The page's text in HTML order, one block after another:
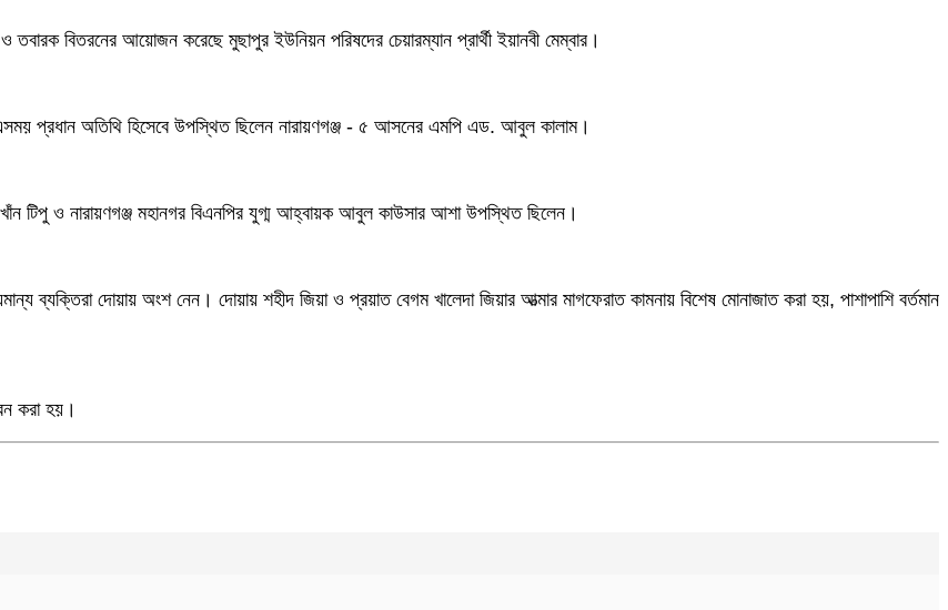
ও তবারক বিতরনের আয়োজন করেছে মুছাপুর ইউনিয়ন পরিষদের চেয়ারম্যান প্রার্থী ইয়ানবী মেম্বার।
প্রধান অতিথি হিসেবে উপস্থিত ছিলেন নারায়ণগঞ্জ - ৫ আসনের এমপি এড. আবুল কালাম।
টিপু ও নারায়ণগঞ্জ মহানগর বিএনপির যুগ্ম আহ্বায়ক আবুল কাউসার আশা উপস্থিত ছিলেন।
ব্যক্তিরা দোয়ায় অংশ নেন। দোয়ায় শহীদ জিয়া ও প্রয়াত বেগম খালেদা জিয়ার আত্মার মাগফেরাত কামনায় বিশেষ মোনাজাত করা হয়, পাশাপাশি বর্তমান
করা হয়।